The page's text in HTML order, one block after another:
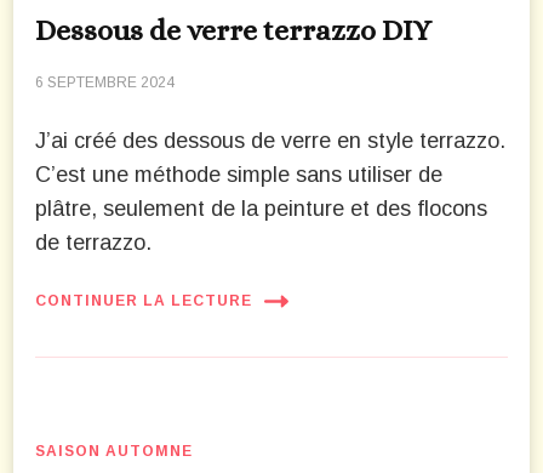
Dessous de verre terrazzo DIY
6 SEPTEMBRE 2024
J’ai créé des dessous de verre en style terrazzo.
C’est une méthode simple sans utiliser de
plâtre, seulement de la peinture et des flocons
de terrazzo.
CONTINUER LA LECTURE
SAISON AUTOMNE